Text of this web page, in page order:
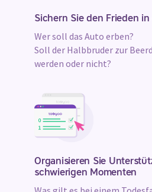
Sichern Sie den Frieden in
Wer soll das Auto erben?
Soll der Halbbruder zur
werden oder nicht?
Organisieren Sie
schwierigen Momenten